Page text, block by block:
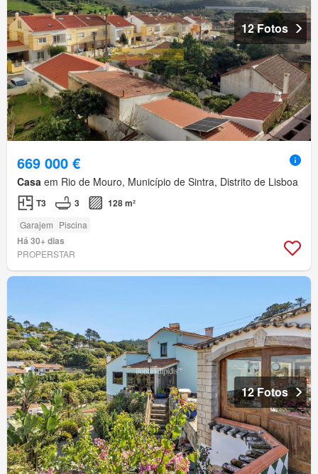
12 Fotos
669 000 €
Casa em Rio de Mouro, Município de Sintra, Distrito de Lisboa
T3 3 128 m²
Garajem Piscina
Há 30+ dias
PROPERSTAR
12 Fotos